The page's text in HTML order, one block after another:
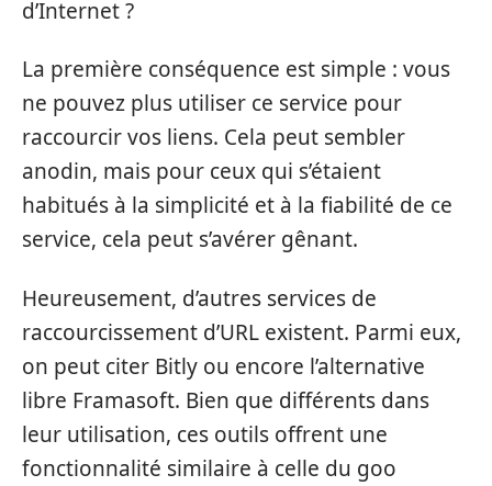
d’Internet ?
La première conséquence est simple : vous
ne pouvez plus utiliser ce service pour
raccourcir vos liens. Cela peut sembler
anodin, mais pour ceux qui s’étaient
habitués à la simplicité et à la fiabilité de ce
service, cela peut s’avérer gênant.
Heureusement, d’autres services de
raccourcissement d’URL existent. Parmi eux,
on peut citer Bitly ou encore l’alternative
libre Framasoft. Bien que différents dans
leur utilisation, ces outils offrent une
fonctionnalité similaire à celle du goo